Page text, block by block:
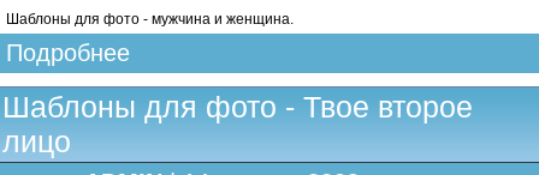
Шаблоны для фото - мужчина и женщина.
Подробнее
Шаблоны для фото - Твое второе
лицо